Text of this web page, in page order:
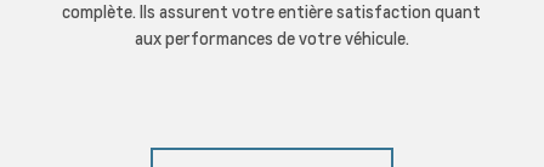
complète. Ils assurent votre entière satisfaction quant
aux performances de votre véhicule.